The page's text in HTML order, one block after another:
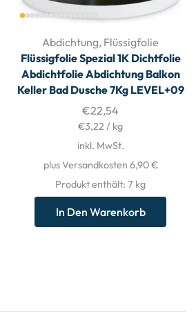
Abdichtung, Flüssigfolie
Flüssigfolie Spezial 1K Dichtfolie
Abdichtfolie Abdichtung Balkon
Keller Bad Dusche 7Kg LEVEL+09
€22,54
€3,22 / kg
inkl. MwSt.
plus Versandkosten 6,90 €
Produkt enthält: 7 kg
In Den Warenkorb